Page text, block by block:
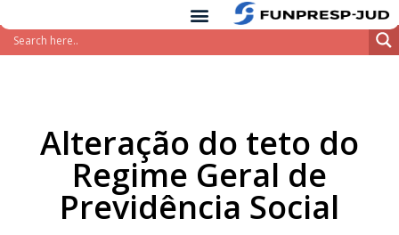
Pular
Alteração do teto do
Regime Geral de
Previdência Social